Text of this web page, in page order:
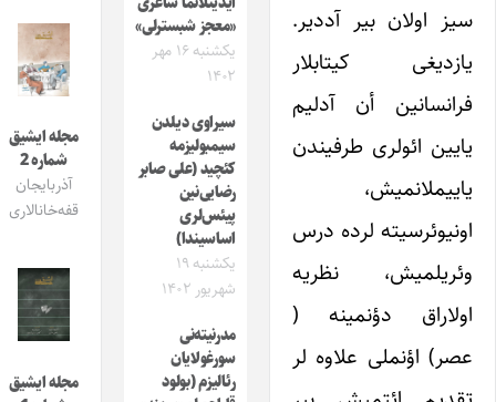
سیز اولان بیر آددیر.
یازدیغی کیتابلار
فرانسانین أن آدلیم
یایین ائولری طرفیندن
یاییملانمیش،
اونیوئرسیته لرده درس
وئریلمیش، نظریه
اولاراق دؤنمینه (
عصر) اؤنملی علاوه لر
«معجز شبسترلی»
یکشنبه ۱۶ مهر
۱۴۰۲
سیراوی دیلدن
سیمبولیزمه
کئچید (علی صابر
رضایی‌نین
پیئس‌لری
اساسیندا)
یکشنبه ۱۹
شهریور ۱۴۰۲
مدرنیته‌نی
سورغولایان
رئالیزم (بولود
مجله ایشیق
شماره 2
آذربایجان
قفه‌خانالاری
مجله ایشیق